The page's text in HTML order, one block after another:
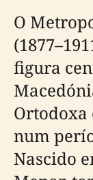
O
figura
Ortodoxa
num
Nascido